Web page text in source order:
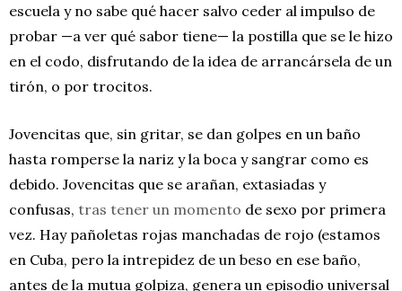
escuela y no sabe qué hacer salvo ceder al impulso de
probar —a ver qué sabor tiene— la postilla que se le hizo
en el codo, disfrutando de la idea de arrancársela de un
tirón, o por trocitos.
Jovencitas que, sin gritar, se dan golpes en un baño
hasta romperse la nariz y la boca y sangrar como es
debido. Jovencitas que se arañan, extasiadas y
confusas, tras tener un momento de sexo por primera
vez. Hay pañoletas rojas manchadas de rojo (estamos
en Cuba, pero la intrepidez de un beso en ese baño,
antes de la mutua golpiza, genera un episodio universal